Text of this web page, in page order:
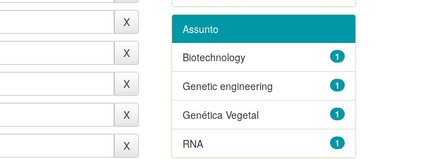
Assunto
1
Biotechnology
1
Genetic engineering
1
Genética Vegetal
1
RNA